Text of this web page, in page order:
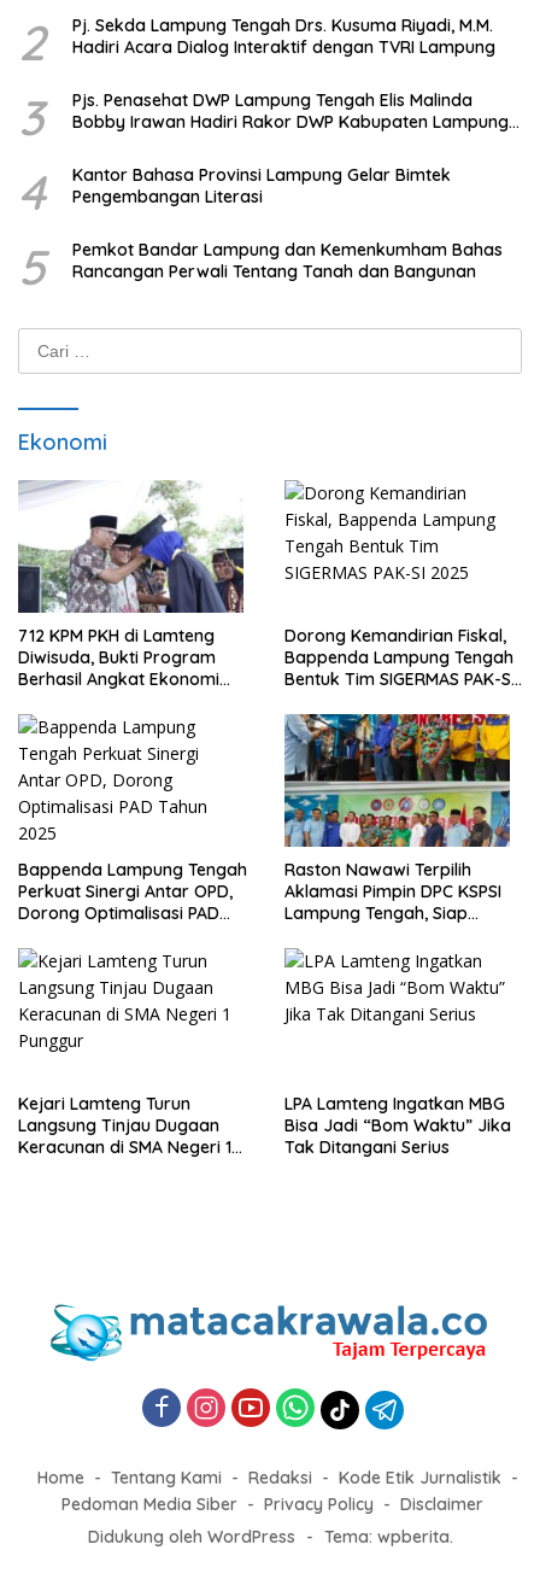
2
Pj. Sekda Lampung Tengah Drs. Kusuma Riyadi, M.M.
Hadiri Acara Dialog Interaktif dengan TVRI Lampung
3
Pjs. Penasehat DWP Lampung Tengah Elis Malinda
Bobby Irawan Hadiri Rakor DWP Kabupaten Lampung
4
Kantor Bahasa Provinsi Lampung Gelar Bimtek
Pengembangan Literasi
5
Pemkot Bandar Lampung dan Kemenkumham Bahas
Rancangan Perwali Tentang Tanah dan Bangunan
Cari
untuk:
Ekonomi
712 KPM PKH di Lamteng
Diwisuda, Bukti Program
Berhasil Angkat Ekonomi
Dorong Kemandirian Fiskal,
Bappenda Lampung Tengah
Bentuk Tim SIGERMAS PAK-SI
Bappenda Lampung Tengah
Perkuat Sinergi Antar OPD,
Dorong Optimalisasi PAD
Raston Nawawi Terpilih
Aklamasi Pimpin DPC KSPSI
Lampung Tengah, Siap
Buruh
Kejari Lamteng Turun
Langsung Tinjau Dugaan
Keracunan di SMA Negeri 1
LPA Lamteng Ingatkan MBG
Bisa Jadi “Bom Waktu” Jika
Tak Ditangani Serius
Home Tentang Kami Redaksi
Kode Etik Jurnalistik
Pedoman Media Siber
Privacy Policy
Disclaimer
Didukung oleh WordPress
- Tema: wpberita.